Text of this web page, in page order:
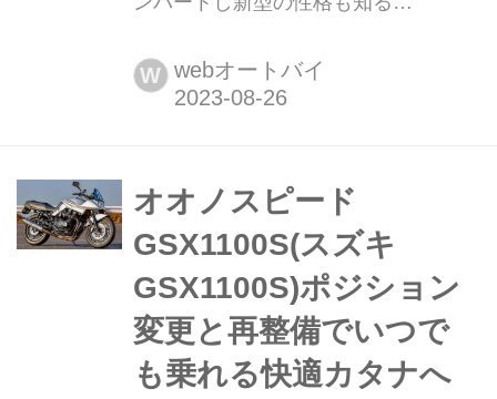
ジェンズ 公式サイト ▶▶▶カスタム
とメンテナンスのことならヘリテイジ
作る 「II型のI型仕様ですね(笑)」と、
このKATANAを前にしてオオノスピー
ド・大野さん。 「II型(M2...
W webオートバイ
オオノスピード
GSX1100S(スズキ
GSX1100S)ポジション
変更と再整備でいつで
も乗れる快適カタナへ